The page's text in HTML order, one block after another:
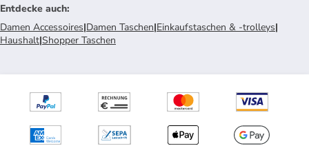
Entdecke auch:
Damen Accessoires|Damen Taschen|Einkaufstaschen & -trolleys|
Haushalt|Shopper Taschen